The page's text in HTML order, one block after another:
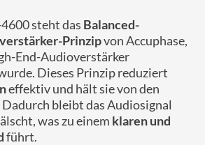
steht das Balanced-
Prinzipvon Accuphase,
End-Audioverstärker
Dieses Prinzip reduziert
effektiv und hält sie von den
bleibt das Audiosignal
was zu einem klaren und
führt.